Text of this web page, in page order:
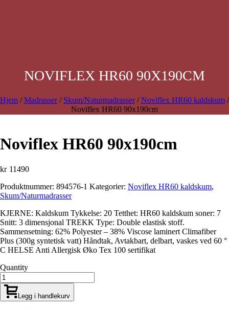
NOVIFLEX HR60 90X190CM
Hjem /Madrasser/ Skum/Naturmadrasser/Noviflex HR60 kaldskum /
Noviflex HR60 90x190cm
Noviflex HR60 90x190cm
kr 11490
Produktnummer: 894576-1 Kategorier: Noviflex HR60 kaldskum,
Skum/Naturmadrasser
KJERNE: Kaldskum Tykkelse: 20 Tetthet: HR60 kaldskum soner: 7
Snitt: 3 dimensjonal TREKK Type: Double elastisk stoff.
Sammensetning: 62% Polyester – 38% Viscose laminert Climafiber
Plus (300g syntetisk vatt) Håndtak, Avtakbart, delbart, vaskes ved 60 °
C HELSE Anti Allergisk Øko Tex 100 sertifikat
Quantity
Legg i handlekurv